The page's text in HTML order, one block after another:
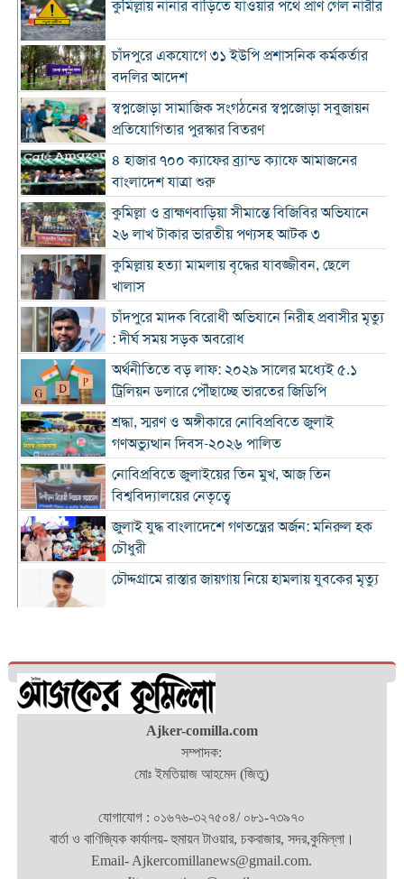
কুমিল্লায় নানার বাড়িতে যাওয়ার পথে প্রাণ গেল নারীর
চাঁদপুরে একযোগে ৩১ ইউপি প্রশাসনিক কর্মকর্তার
বদলির আদেশ
স্বপ্নজোড়া সামাজিক সংগঠনের স্বপ্নজোড়া সবুজায়ন
প্রতিযোগিতার পুরস্কার বিতরণ
৪ হাজার ৭০০ ক্যাফের ব্র্যান্ড ক্যাফে আমাজনের
বাংলাদেশ যাত্রা শুরু
কুমিল্লা ও ব্রাহ্মণবাড়িয়া সীমান্তে বিজিবির অভিযানে
২৬ লাখ টাকার ভারতীয় পণ্যসহ আটক ৩
কুমিল্লায় হত্যা মামলায় বৃদ্ধের যাবজ্জীবন, ছেলে
খালাস
চাঁদপুরে মাদক বিরোধী অভিযানে নিরীহ প্রবাসীর মৃত্যু
: দীর্ঘ সময় সড়ক অবরোধ
অর্থনীতিতে বড় লাফ: ২০২৯ সালের মধ্যেই ৫.১
ট্রিলিয়ন ডলারে পৌঁছাচ্ছে ভারতের জিডিপি
শ্রদ্ধা, স্মরণ ও অঙ্গীকারে নোবিপ্রবিতে জুলাই
গণঅভ্যুত্থান দিবস-২০২৬ পালিত
নোবিপ্রবিতে জুলাইয়ের তিন মুখ, আজ তিন
বিশ্ববিদ্যালয়ের নেতৃত্বে
জুলাই যুদ্ধ বাংলাদেশে গণতন্ত্রের অর্জন: মনিরুল হক
চৌধুরী
চৌদ্দগ্রামে রাস্তার জায়গায় নিয়ে হামলায় যুবকের মৃত্যু
কুমিল্লায় শ্বশুরবাড়িতে নাস্তা না দেওয়া নিয়ে বিরোধ,
অন্তঃসত্ত্বা মেয়ের বাবাকে হত্যার অভিযোগ
চৌদ্দগ্রামে জুলাই গণঅভ্যুত্থান দিবসে আলোচনা সভা
ও জুলাই যোদ্ধাদের সংবর্ধনা
‘জুলাই ২০২৪-এর আত্মত্যাগ এবং আমাদের নাগরিক
কুমিল্লায় তিন উপজেলার সব ধরনের নৌযান
নিবন্ধনের আওতায় আসছে
Ajker-comilla.com
সম্পাদক:
মোঃ ইমতিয়াজ আহমেদ (জিতু)
যোগাযোগ : ০১৬৭৬-৩২৭৫০৪/ ০৮১-৭৩৯৭০
বার্তা ও বাণিজ্যিক কার্যালয়- হুমায়ন টাওয়ার, চকবাজার, সদর,কুমিল্লা।
Email- Ajkercomillanews@gmail.com.